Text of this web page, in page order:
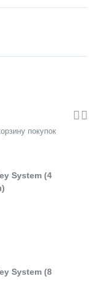
покупок
System (4
System (8